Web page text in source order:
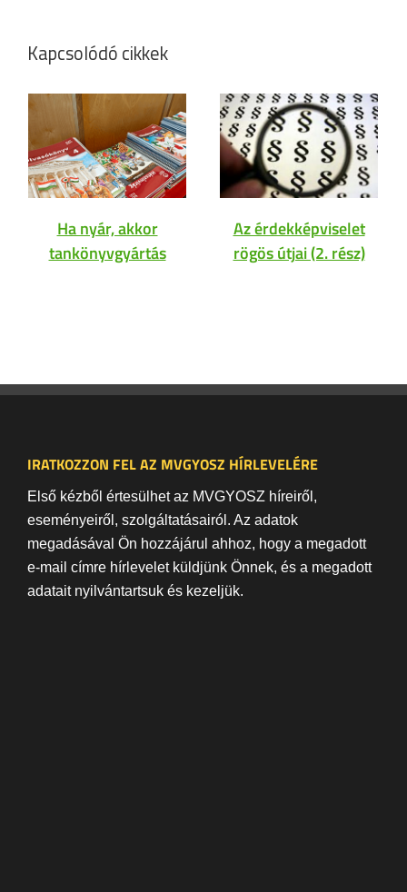
Kapcsolódó cikkek
Ha nyár, akkor
tankönyvgyártás
Az érdekképviselet
rögös útjai (2. rész)
IRATKOZZON FEL AZ MVGYOSZ HÍRLEVELÉRE
Első kézből értesülhet az MVGYOSZ híreiről,
eseményeiről, szolgáltatásairól. Az adatok
megadásával Ön hozzájárul ahhoz, hogy a megadott
e-mail címre hírlevelet küldjünk Önnek, és a megadott
adatait nyilvántartsuk és kezeljük.